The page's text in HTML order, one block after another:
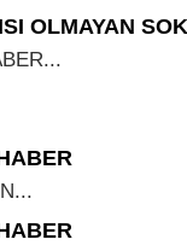
OLMAYAN